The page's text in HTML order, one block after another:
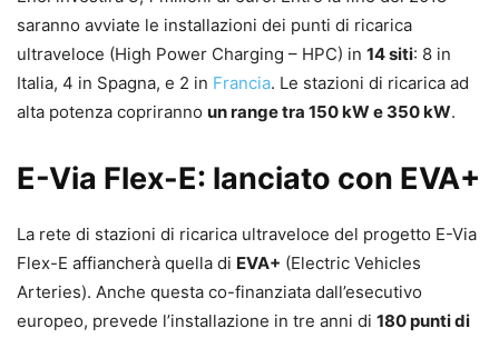
saranno avviate le installazioni dei punti di ricarica
ultraveloce (High Power Charging – HPC) in 14 siti: 8 in
Italia, 4 in Spagna, e 2 in Francia. Le stazioni di ricarica ad
alta potenza copriranno un range tra 150 kW e 350 kW.
E-Via Flex-E: lanciato con EVA+
La rete di stazioni di ricarica ultraveloce del progetto E-Via
Flex-E affiancherà quella di EVA+ (Electric Vehicles
Arteries). Anche questa co-finanziata dall’esecutivo
europeo, prevede l’installazione in tre anni di 180 punti di